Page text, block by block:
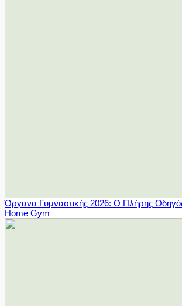
Όργανα Γυμναστικής 2026: Ο Πλήρης Οδηγός
Home Gym